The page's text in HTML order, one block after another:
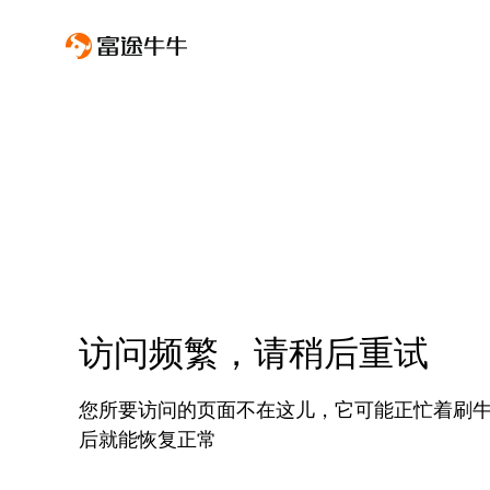
访问频繁，请稍后重试
您所要访问的页面不在这儿，它可能正忙着刷
后就能恢复正常